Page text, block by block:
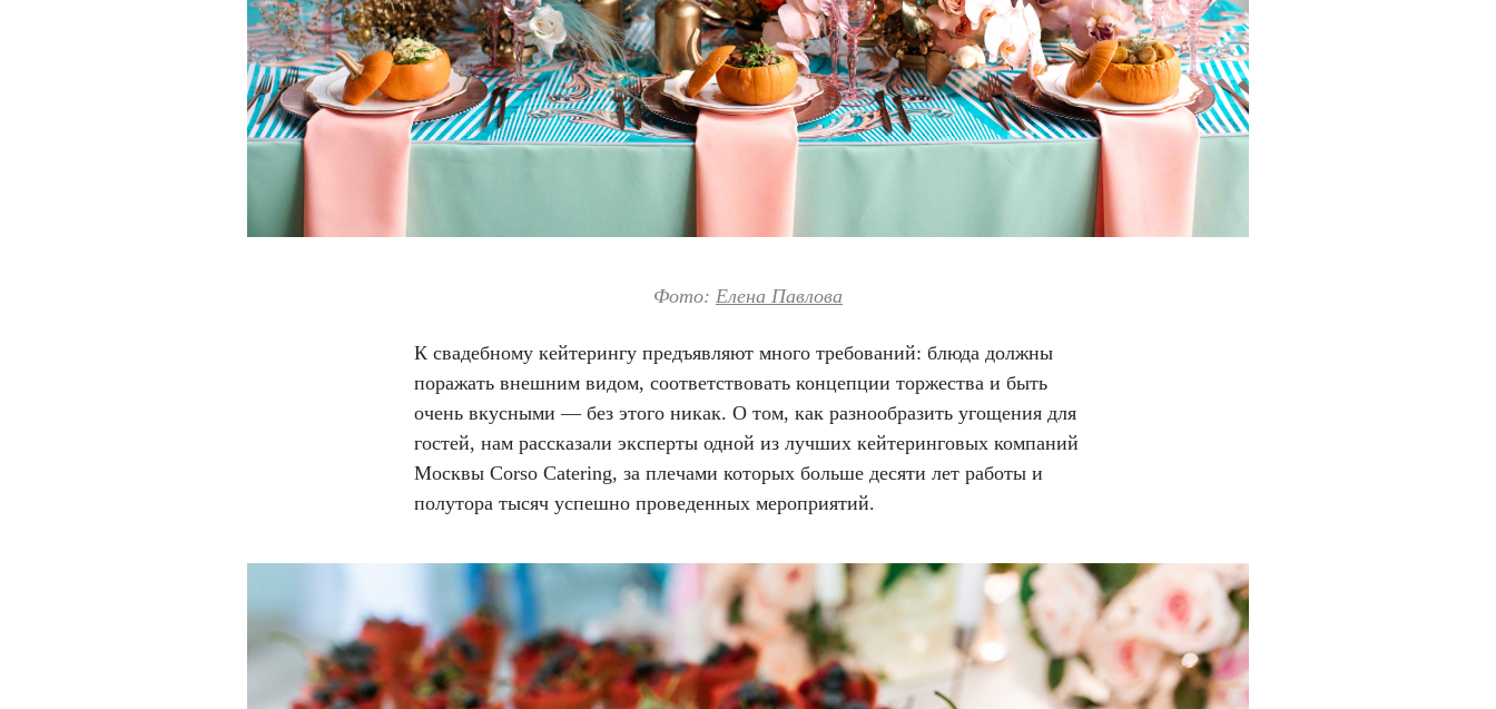
Фото: Елена Павлова
К свадебному кейтерингу предъявляют много требований: блюда должны
поражать внешним видом, соответствовать концепции торжества и быть
очень вкусными — без этого никак. О том, как разнообразить угощения для
гостей, нам рассказали эксперты одной из лучших кейтеринговых компаний
Москвы Corso Catering, за плечами которых больше десяти лет работы и
полутора тысяч успешно проведенных мероприятий.